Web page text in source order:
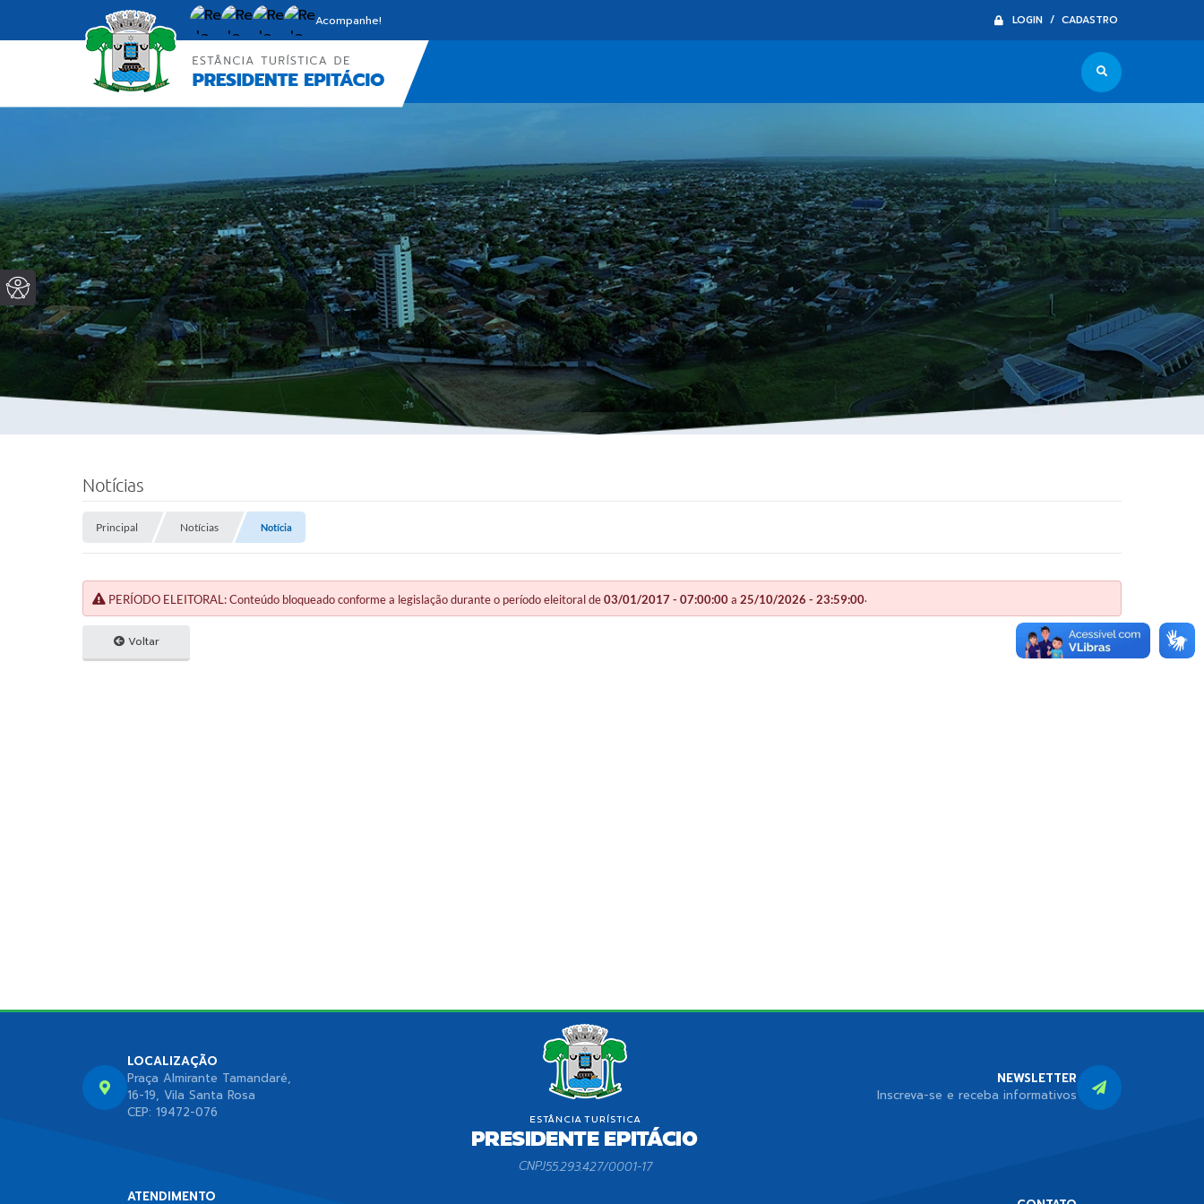
LOGIN / CADASTRO
Acompanhe!
Notícias
Principal Notícias Notícia
PERÍODO ELEITORAL: Conteúdo bloqueado conforme a legislação durante o período eleitoral de03/01/2017 - 07:00:00a 25/10/2026 - 23:59:00.
Voltar
LOCALIZAÇÃO
Praça Almirante Tamandaré,
16-19, Vila Santa Rosa
CEP: 19472-076
ATENDIMENTO
CNPJ55.293.427/0001-17
NEWSLETTER
Inscreva-se e receba informativos